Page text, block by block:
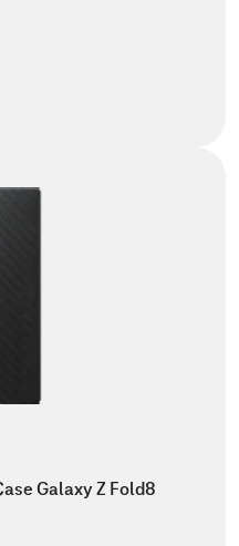
Galaxy Z Fold8